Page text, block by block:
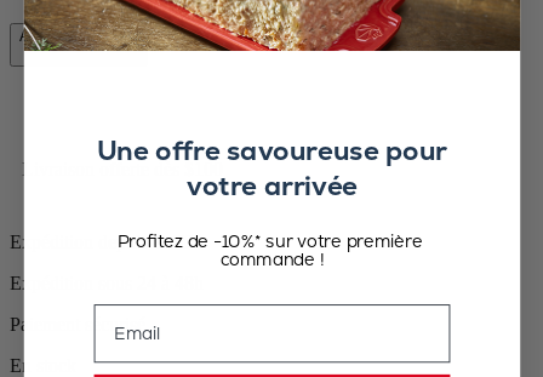
Ajouter au panier
89,95 $CA
Livraison offerte dès $100
Expédition depuis les US
Expédition sous 24 à 48h
Paiement sécurisé
En stock
Une offre savoureuse pour
votre arrivée
Profitez de -10%* sur votre première
commande !